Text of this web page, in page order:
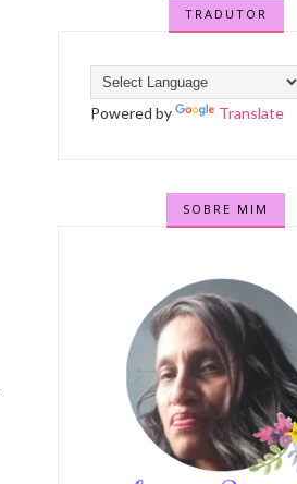
TRADUTOR
Powered by Translate
SOBRE MIM